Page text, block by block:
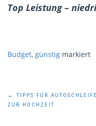
Top Leistung –
Budget, günstig markiert
←
TIPPS FÜR
ZUR HOCHZEIT